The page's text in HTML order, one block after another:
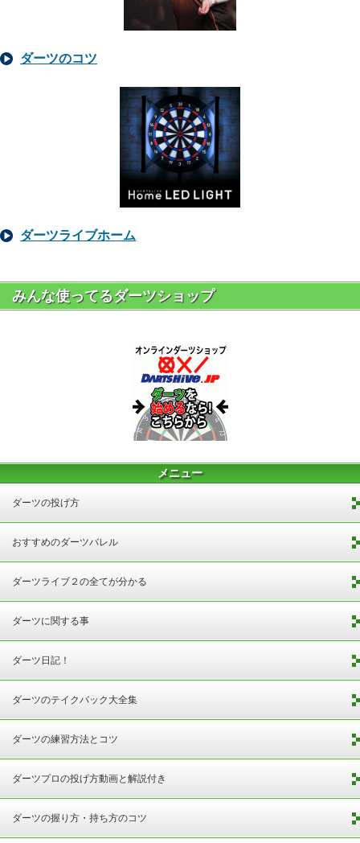
ダーツのコツ
ダーツライブホーム
みんな使ってるダーツショップ
メニュー
ダーツの投げ方
おすすめのダーツバレル
ダーツライブ２の全てが分かる
ダーツに関する事
ダーツ日記！
ダーツのテイクバック大全集
ダーツの練習方法とコツ
ダーツプロの投げ方動画と解説付き
ダーツの握り方・持ち方のコツ